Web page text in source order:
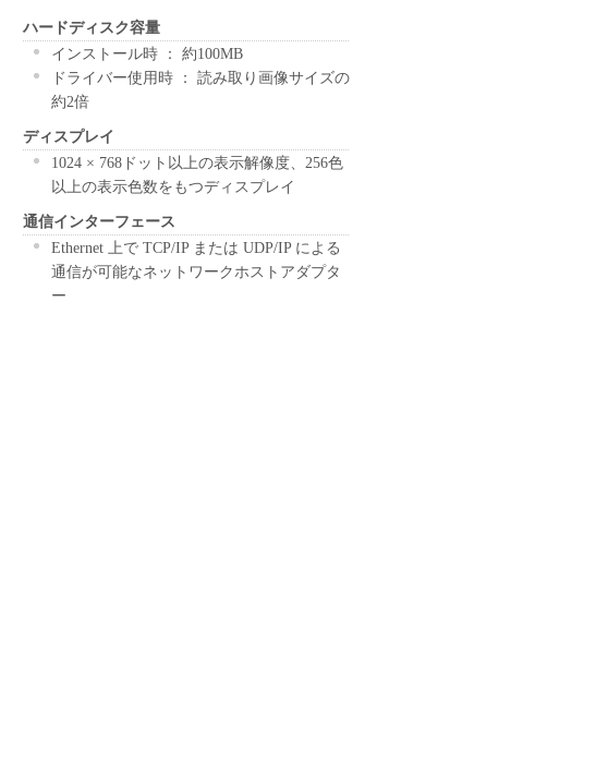
ハードディスク容量
インストール時 ： 約100MB
ドライバー使用時 ： 読み取り画像サイズの
約2倍
ディスプレイ
1024 × 768ドット以上の表示解像度、256色
以上の表示色数をもつディスプレイ
通信インターフェース
Ethernet 上で TCP/IP または UDP/IP による
通信が可能なネットワークホストアダプタ
ー